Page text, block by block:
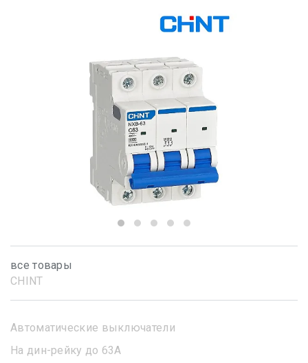
все товары
CHINT
Автоматические выключатели
На дин-рейку до 63А